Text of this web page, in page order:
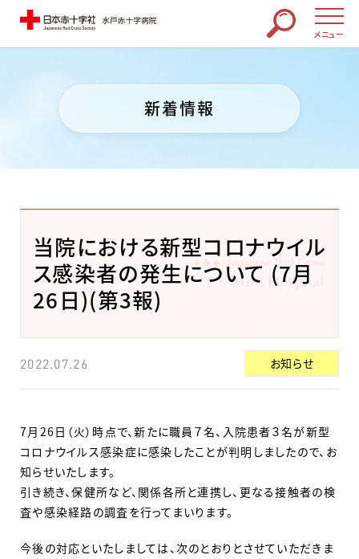
メニュー
新着情報
当院における新型コロナウイル
ス感染者の発生について (7月
26日)(第3報)
2022.07.26 お知らせ
7月26日（火）時点で、新たに職員７名、入院患者３名が新型
コロナウイルス感染症に感染したことが判明しましたので、お
知らせいたします。
引き続き、保健所など、関係各所と連携し、更なる接触者の検
査や感染経路の調査を行ってまいります。
今後の対応といたしましては、次のとおりとさせていただきま